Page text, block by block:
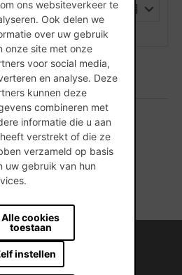
ons websiteverkeer te
Ook delen we
over uw gebruik
onze site met onze
voor social media,
en analyse. Deze
kunnen deze
combineren met
informatie die u aan
verstrekt of die ze
verzameld op basis
uw gebruik van hun
Alle cookies
toestaan
instellen
P
L
U
S
PALLET
is 1 Stuks)
gevonden
kennis en ervaring
naverkoopservice